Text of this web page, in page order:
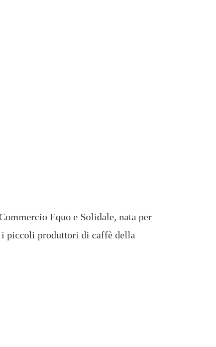
Equo e Solidale, nata per
piccoli produttori di caffè della